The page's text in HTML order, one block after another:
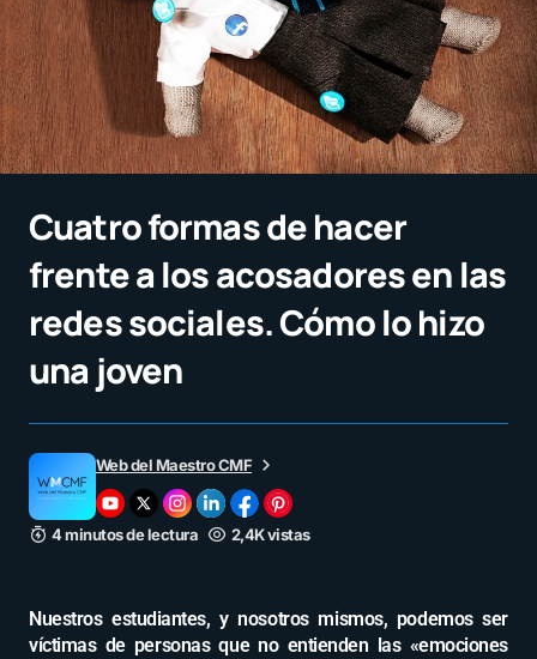
Cuatro formas de hacer
frente a los acosadores en las
redes sociales. Cómo lo hizo
una joven
Web del Maestro CMF
4 minutos de lectura 2,4K vistas
Nuestros estudiantes, y nosotros mismos, podemos ser
víctimas de personas que no entienden las «emociones